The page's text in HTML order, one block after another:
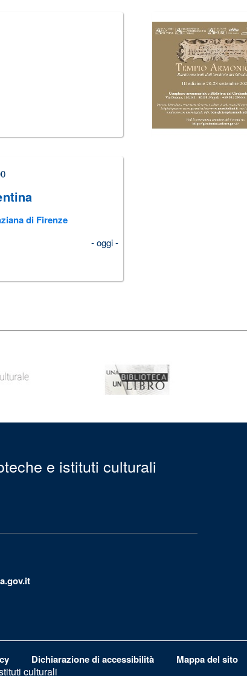
di Firenze
- oggi -
e istituti culturali
Dichiarazione di accessibilità Mappa del sito
culturali